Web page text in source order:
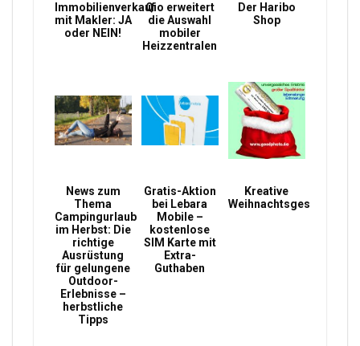
Immobilienverkauf
mit Makler: JA
oder NEIN!
Qio erweitert
die Auswahl
mobiler
Heizzentralen
Der Haribo
Shop
News zum
Thema
Campingurlaub
im Herbst: Die
richtige
Ausrüstung
für gelungene
Outdoor-
Erlebnisse –
herbstliche
Tipps
Gratis-Aktion
bei Lebara
Mobile –
kostenlose
SIM Karte mit
Extra-
Guthaben
Kreative
Weihnachtsgeschenke